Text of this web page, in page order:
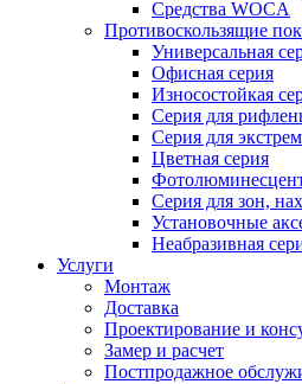
Средства WOCA
Противоскользящие
Универсальная
Офисная серия
Износостойкая
Серия для
Серия для
Цветная серия
Серия для зон,
Установочные
Неабразивная
Услуги
Монтаж
Доставка
Проектирование и
Замер и расчет
Постпродажное